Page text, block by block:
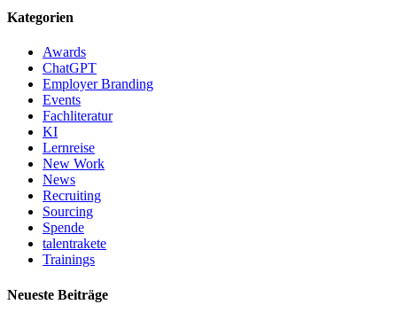
Kategorien
Awards
ChatGPT
Employer Branding
Events
Fachliteratur
KI
Lernreise
New Work
News
Recruiting
Sourcing
Spende
talentrakete
Trainings
Neueste Beiträge